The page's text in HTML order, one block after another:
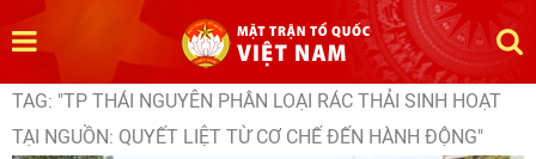
TAG: "TP THÁI NGUYÊN PHÂN LOẠI RÁC THẢI SINH HOẠT
TẠI NGUỒN: QUYẾT LIỆT TỪ CƠ CHẾ ĐẾN HÀNH ĐỘNG"